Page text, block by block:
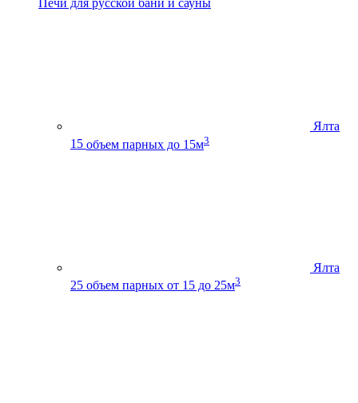
Печи для русской бани и сауны
Ялта
15 объем парных до 15м3
Ялта
25 объем парных от 15 до 25м3